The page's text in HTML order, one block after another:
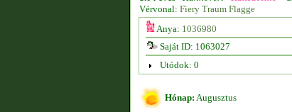
Vérvonal: Fiery Traum Flagge
Anya: 1036980
Saját ID: 1063027
Utódok: 0
Hónap: Augusztus